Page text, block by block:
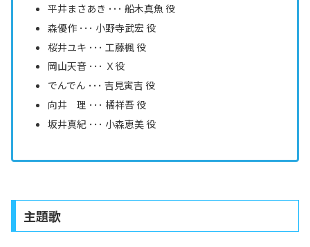
平井まさあき ･･･ 船木真魚 役
森優作 ･･･ 小野寺武宏 役
桜井ユキ ･･･ 工藤楓 役
岡山天音 ･･･ Ｘ役
でんでん ･･･ 吉見寅吉 役
向井 理 ･･･ 橘祥吾 役
坂井真紀 ･･･ 小森恵美 役
主題歌